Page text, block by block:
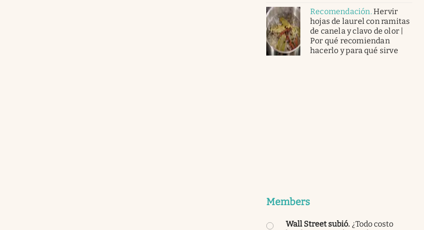
Recomendación.Hervir
hojas de laurel con ramitas
de canela y clavo de olor |
Por qué recomiendan
hacerlo y para qué sirve
Members
Wall Street subió. ¿Todo costo